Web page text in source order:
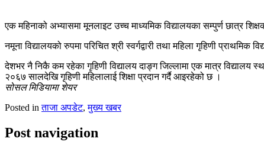
एक महिनाको अभ्यासमा मूनलाइट उच्च माध्यमिक विद्यालयका सम्पुर्ण छात्र
नमूना विद्यालयको रुपमा परिचित श्री स्वर्गद्वारी तथा महिला गृहिणी प्राथमिक
देशभर नै निकै कम रहेका गृहिणी विद्यालय दाङ्ग जिल्लामा एक मात्र विद्यालय
२०६७ सालदेखि गृहिणी महिलालाई शिक्षा प्रदान गर्दै आइरहेको छ ।
सोसल मिडियामा शेयर
Posted inताजा अपडेट,मुख्य खबर
Post navigation